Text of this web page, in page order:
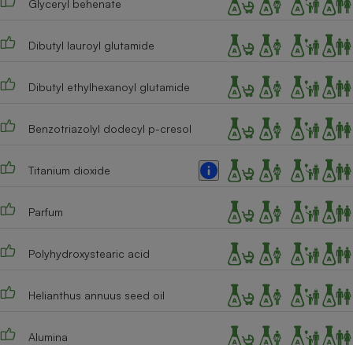
Glyceryl behenate
Dibutyl lauroyl glutamide
Dibutyl ethylhexanoyl glutamide
Benzotriazolyl dodecyl p-cresol
Titanium dioxide
Parfum
Polyhydroxystearic acid
Helianthus annuus seed oil
Alumina